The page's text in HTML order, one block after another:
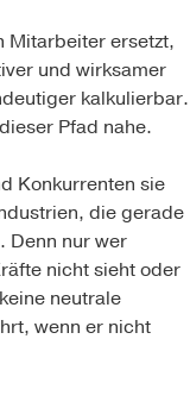
Mitarbeiter ersetzt,
und wirksamer
kalkulierbar.
Pfad nahe.
Konkurrenten sie
die gerade
Denn nur wer
nicht sieht oder
neutrale
wenn er nicht